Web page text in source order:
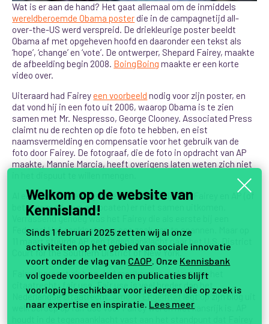
Wat is er aan de hand? Het gaat allemaal om de inmiddels
wereldberoemde Obama poster die in de campagnetijd all-
over-the-US werd verspreid. De driekleurige poster beeldt
Obama af met opgeheven hoofd en daaronder een tekst als
‘hope’, ‘change’ en ‘vote’. De ontwerper, Shepard Fairey, maakte
de afbeelding begin 2008. BoingBoing maakte er een korte
video over.
Uiteraard had Faireyeen voorbeeld nodig voor zijn poster, en
dat vond hij in een foto uit 2006, waarop Obama is te zien
samen met Mr. Nespresso, George Clooney. Associated Press
claimt nu de rechten op die foto te hebben, en eist
naamsvermelding en compensatie voor het gebruik van de
foto door Fairey. De fotograaf, die de foto in opdracht van AP
maakte, Mannie Marcia, heeft overigens laten weten zich niet
Al een aantal weken geleden werd duidelijk dat Fairey en AP (of
beter gezegd: hun advocaten) er niet samen uitkomen.
Verrassend genoeg was het Fairey die als eerste bij een
Federaal Hof aanklopte om een zaak aan te spannen. Maar op
11 maart stuurde AP een tegenaanklacht naar het U.S. District
Court for the Southern District of New York.
Fairey beroept zich op de Amerikaanse variant van het
citaatrecht: fair use. Fair use is veel breder dan het
Nederlandse citaatrecht.Arnoud Engelfrietlegt op zijn blog uit
welk beroep op fair use voor Fairey wel en niet kansrijk is. AP
Welkom op de website van
Kennisland!
Sinds 1 februari 2025 zetten wij al onze
activiteiten op het gebied van sociale innovatie
voort onder de vlag van CAOP. Onze Kennisbank
vol goede voorbeelden en publicaties blijft
voorlopig beschikbaar voor iedereen die op zoek is
naar expertise en inspiratie. Lees meer